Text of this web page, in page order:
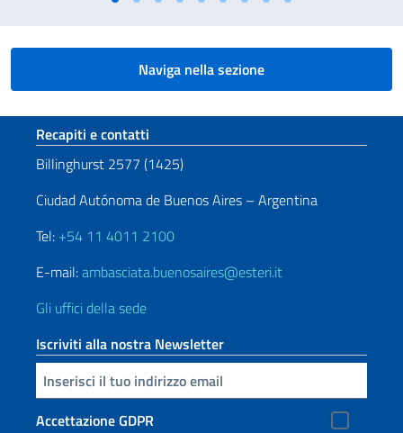
Naviga nella sezione
Sezione footer
Recapiti e contatti
Billinghurst 2577 (1425)
Ciudad Autónoma de Buenos Aires – Argentina
Tel: +54 11 4011 2100
E-mail:ambasciata.buenosaires@esteri.it
Gli uffici della sede
Iscriviti alla nostra Newsletter
Inserisci la tua email
Accettazione GDPR